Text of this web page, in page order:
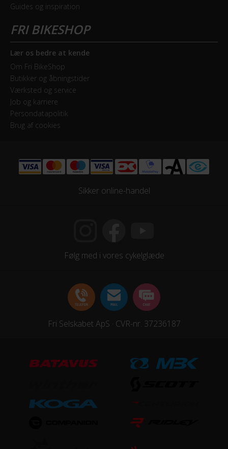
Forskifter
Geartype
Kassette
Shimano CS-HG50-10 11-36 T
Kranksæt
Samlet antal gear
20
Schwalbe Rocket Ron
Guides og inspiration
Lær os bedre at kende
Om Fri BikeShop
Butikker og åbningstider
Værksted og service
Job og karriere
Persondatapolitik
Brug af cookies
Sikker online-handel
Følg med i vores cykelglæde
Fri Selskabet ApS · CVR-nr. 37236187